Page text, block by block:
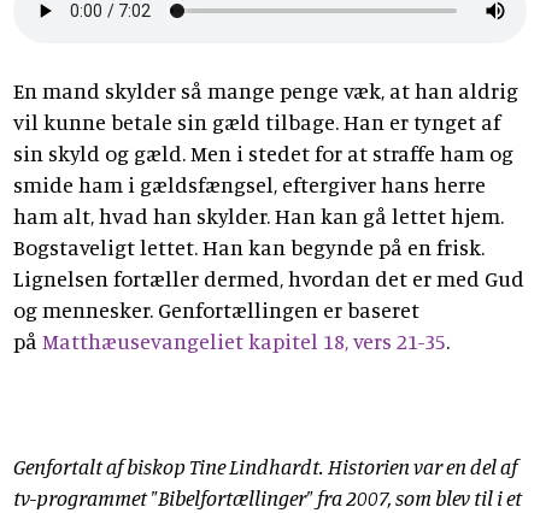
En mand skylder så mange penge væk, at han aldrig
vil kunne betale sin gæld tilbage. Han er tynget af
sin skyld og gæld. Men i stedet for at straffe ham og
smide ham i gældsfængsel, eftergiver hans herre
ham alt, hvad han skylder. Han kan gå lettet hjem.
Bogstaveligt lettet. Han kan begynde på en frisk.
Lignelsen fortæller dermed, hvordan det er med Gud
og mennesker. Genfortællingen er baseret
på Matthæusevangeliet kapitel 18, vers 21-35.
Genfortalt af biskop Tine Lindhardt. Historien var en del af
tv-programmet "Bibelfortællinger" fra 2007, som blev til i et